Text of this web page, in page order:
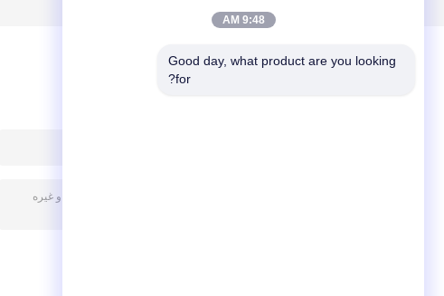
9:48 AM
Good day, what product are you looking
for?